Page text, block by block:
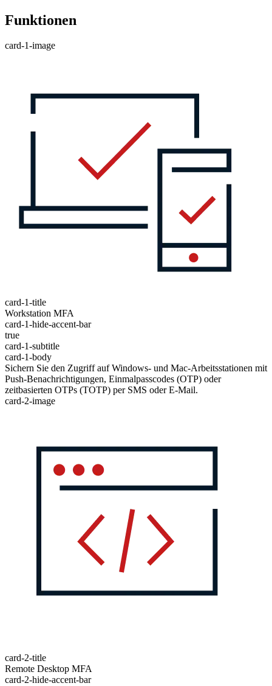
Funktionen
card-1-image
card-1-title
Workstation MFA
card-1-hide-accent-bar
true
card-1-subtitle
card-1-body
Sichern Sie den Zugriff auf Windows- und Mac-Arbeitsstationen mit
Push-Benachrichtigungen, Einmalpasscodes (OTP) oder
zeitbasierten OTPs (TOTP) per SMS oder E-Mail.
card-2-image
card-2-title
Remote Desktop MFA
card-2-hide-accent-bar